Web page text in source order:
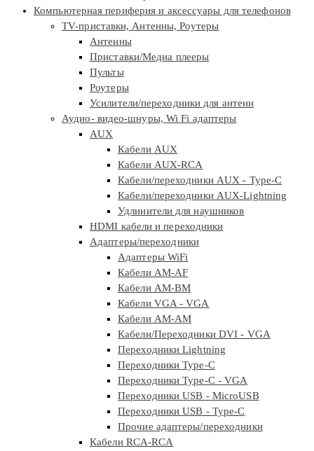
Компьютерная периферия и аксессуары для телефонов
TV-приставки, Антенны, Роутеры
Антенны
Приставки/Медиа плееры
Пульты
Роутеры
Усилители/переходники для антенн
Аудио- видео-шнуры, Wi Fi адаптеры
AUX
Кабели AUX
Кабели AUX-RCA
Кабели/переходники AUX - Type-C
Кабели/переходники AUX-Lightning
Удлинители для наушников
HDMI кабели и переходники
Адаптеры/переходники
Адаптеры WiFi
Кабели AM-AF
Кабели AM-BM
Кабели VGA - VGA
Кабели АМ-АМ
Кабели/Переходники DVI - VGA
Переходники Lightning
Переходники Type-C
Переходники Type-C - VGA
Переходники USB - MicroUSB
Переходники USB - Type-C
Прочие адаптеры/переходники
Кабели RCA-RCA